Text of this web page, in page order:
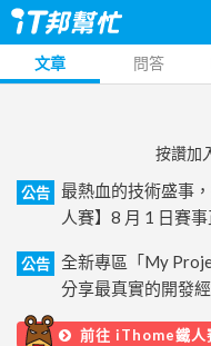
文章 問答
按讚加
公告
最熱血的技術盛事
人賽】8 月 1 日賽事
公告
全新專區「My
分享最真實的開發
前往 iThome鐵人